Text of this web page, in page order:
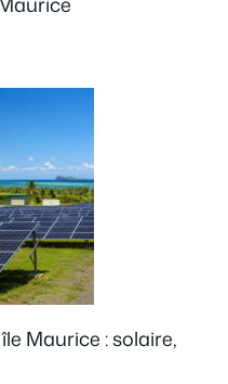
Maurice : solaire,